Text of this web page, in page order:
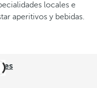
locales e
aperitivos y bebidas.